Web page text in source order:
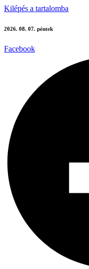
Kilépés a tartalomba
2026. 08. 07. péntek
Facebook